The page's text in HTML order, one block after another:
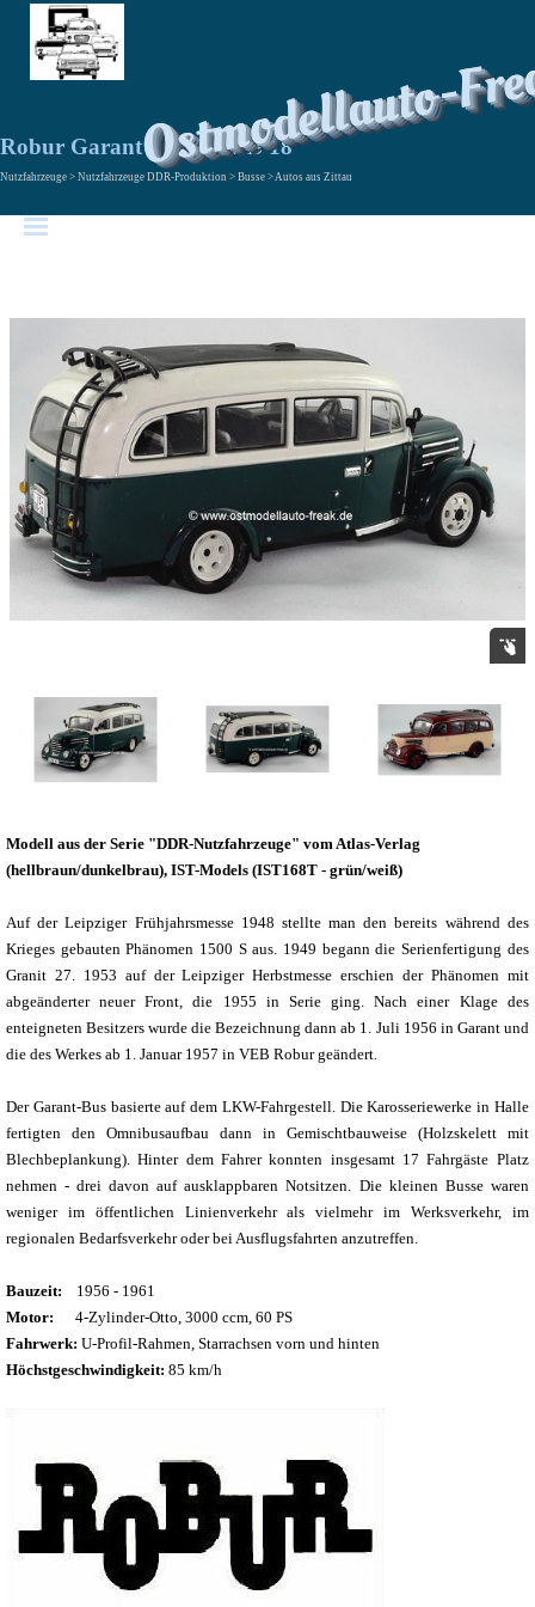
Ostmodellauto-
Robur Garant 30 K VW/B 18
Nutzfahrzeuge > Nutzfahrzeuge DDR-Produktion > Busse > Autos aus Zittau
Modell aus der Serie "DDR-Nutzfahrzeuge" vom Atlas-Verlag
(hellbraun/dunkelbrau), IST-Models (IST168T - grün/weiß)
Auf der Leipziger Frühjahrsmesse 1948 stellte man den bereits während des
Krieges gebauten Phänomen 1500 S aus. 1949 begann die Serienfertigung des
Granit 27. 1953 auf der Leipziger Herbstmesse erschien der Phänomen mit
abgeänderter neuer Front, die 1955 in Serie ging. Nach einer Klage des
enteigneten Besitzers wurde die Bezeichnung dann ab 1. Juli 1956 in Garant und
die des Werkes ab 1. Januar 1957 in VEB Robur geändert.
Der Garant-Bus basierte auf dem LKW-Fahrgestell. Die Karosseriewerke in Halle
fertigten den Omnibusaufbau dann in Gemischtbauweise (Holzskelett mit
Blechbeplankung). Hinter dem Fahrer konnten insgesamt 17 Fahrgäste Platz
nehmen - drei davon auf ausklappbaren Notsitzen. Die kleinen Busse waren
weniger im öffentlichen Linienverkehr als vielmehr im Werksverkehr, im
regionalen Bedarfsverkehr oder bei Ausflugsfahrten anzutreffen.
Bauzeit:
1956 - 1961
Motor:
4-Zylinder-Otto, 3000 ccm, 60 PS
Fahrwerk: U-Profil-Rahmen, Starrachsen vorn und hinten
Höchstgeschwindigkeit: 85 km/h